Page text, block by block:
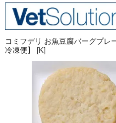
コミフデリ お魚豆腐バーグプレ
冷凍便】 [K]